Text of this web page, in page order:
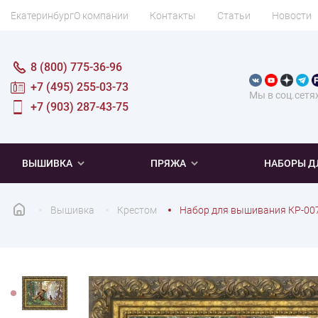
ЕкатеринбургО компании Контакты Статьи Новости
Мы в
8 (800) 775-36-96
+7 (495) 255-03-73
+7 (903) 287-43-75
ВЫШИВКА ПРЯЖА НАБОРЫ
Вышивка Крестом Набор для вышивания КР-